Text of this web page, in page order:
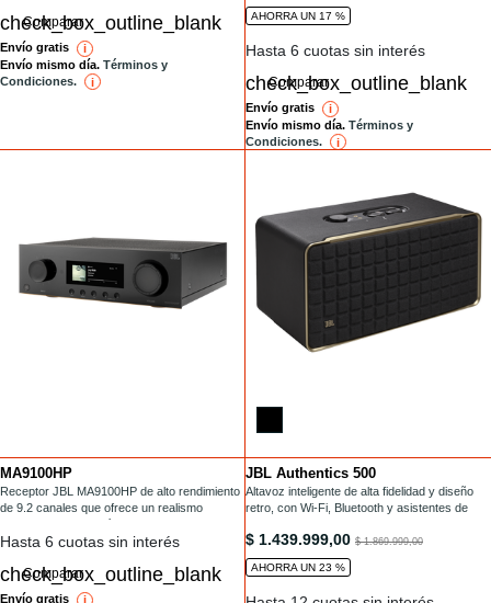
Comparar
Envío gratis ireference
Envío mismo día. Términos y
Condiciones.
i reference
AHORRA UN 17 %
Hasta 6 cuotas sin interés
Comparar
Envío gratis ireference
Envío mismo día. Términos y
Condiciones.
i reference
MA9100HP
/audio-para-hogar/MA9100HP.html
Receptor JBL MA9100HP de alto rendimiento
de 9.2 canales que ofrece un realismo
impresionante con vídeo 8K para disfrutar de
la mejor experiencia de home cinema.
Installments
Hasta 6 cuotas sin interés
Comparar
Envío gratis i reference
JBL Authentics 500
/parlantes-con-wifi/AUTHENTICS-500.html
Altavoz inteligente de alta fidelidad y diseño
retro, con Wi-Fi, Bluetooth y asistentes de
/parlantes-con-wifi/AUTHENTICS-
$ 1.439.999,00 $ 1.869.999,00
AHORRA UN 23 %
Installments